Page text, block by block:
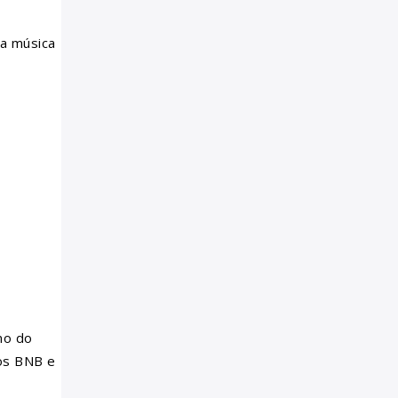
música
do
BNB e